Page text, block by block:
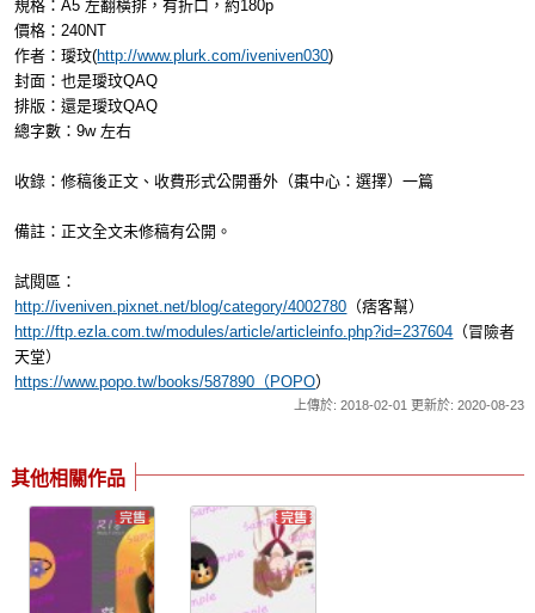
規格：A5 左翻橫排，有折口，約180p
價格：240NT
作者：璦玟(http://www.plurk.com/iveniven030)
封面：也是璦玟QAQ
排版：還是璦玟QAQ
總字數：9w 左右
收錄：修稿後正文、收費形式公開番外（棗中心：選擇）一篇
備註：正文全文未修稿有公開。
試閱區：
http://iveniven.pixnet.net/blog/category/4002780 （痞客幫）
http://ftp.ezla.com.tw/modules/article/articleinfo.php?id=237604 （冒險者
天堂）
https://www.popo.tw/books/587890（POPO）
上傳於: 2018-02-01 更新於: 2020-08-23
其他相關作品